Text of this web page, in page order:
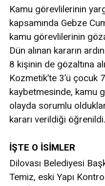
Kamu görevlilerinin
kapsamında Gebze
kamu görevlilerinin
Dün alınan kararın
8 kişinin de gözaltına
Kozmetik’te 3’ü çocuk
kaybetmesinde, kamu
olayda sorumlu
kararı verildiği öğrenildi.
İŞTE O İSİMLER
Dilovası Belediyesi
Temiz, eski Yapı